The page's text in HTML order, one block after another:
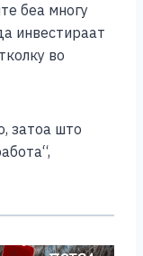
беа многу
инвестираат
во
затоа што